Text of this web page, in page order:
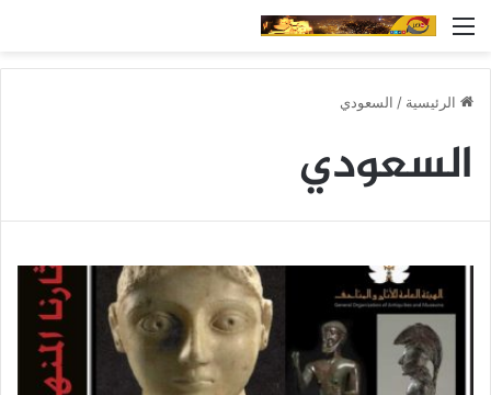
القائمة
الرئيسية / السعودي
السعودي